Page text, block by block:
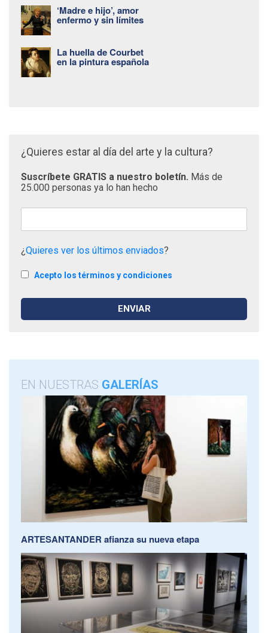
‘Madre e hijo’, amor
enfermo y sin límites
La huella de Courbet
en la pintura española
¿Quieres estar al día del arte y la cultura?
Suscríbete GRATIS a nuestro boletín. Más de
25.000 personas ya lo han hecho
¿Quieres ver los últimos enviados?
Acepto los términos y condiciones
EN NUESTRAS GALERÍAS
ARTESANTANDER afianza su nueva etapa